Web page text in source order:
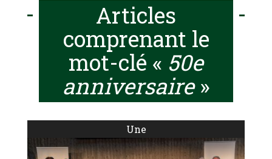
Articles
comprenant le
mot-clé « 50e
anniversaire»
Une